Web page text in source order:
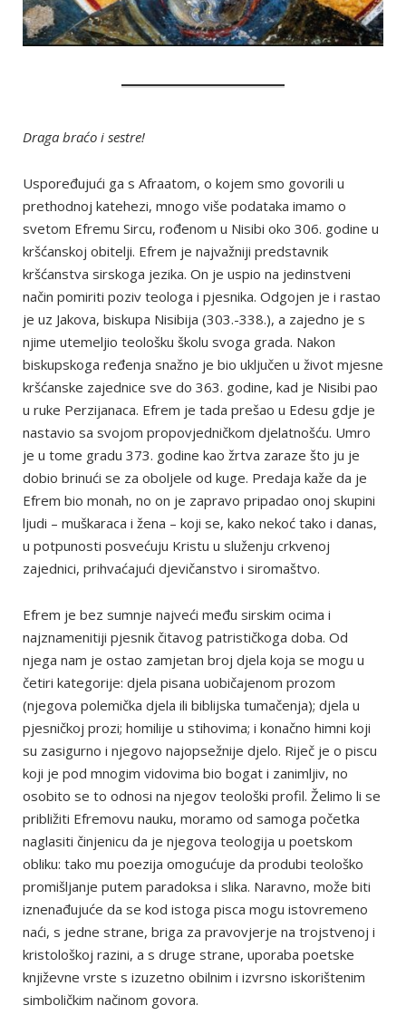
Draga braćo i sestre!
Uspoređujući ga s Afraatom, o kojem smo govorili u
prethodnoj katehezi, mnogo više podataka imamo o
svetom Efremu Sircu, rođenom u Nisibi oko 306. godine u
kršćanskoj obitelji. Efrem je najvažniji predstavnik
kršćanstva sirskoga jezika. On je uspio na jedinstveni
način pomiriti poziv teologa i pjesnika. Odgojen je i rastao
je uz Jakova, biskupa Nisibija (303.-338.), a zajedno je s
njime utemeljio teološku školu svoga grada. Nakon
biskupskoga ređenja snažno je bio uključen u život mjesne
kršćanske zajednice sve do 363. godine, kad je Nisibi pao
u ruke Perzijanaca. Efrem je tada prešao u Edesu gdje je
nastavio sa svojom propovjedničkom djelatnošću. Umro
je u tome gradu 373. godine kao žrtva zaraze što ju je
dobio brinući se za oboljele od kuge. Predaja kaže da je
Efrem bio monah, no on je zapravo pripadao onoj skupini
ljudi – muškaraca i žena – koji se, kako nekoć tako i danas,
u potpunosti posvećuju Kristu u služenju crkvenoj
zajednici, prihvaćajući djevičanstvo i siromaštvo.
Efrem je bez sumnje najveći među sirskim ocima i
najznamenitiji pjesnik čitavog patrističkoga doba. Od
njega nam je ostao zamjetan broj djela koja se mogu u
četiri kategorije: djela pisana uobičajenom prozom
(njegova polemička djela ili biblijska tumačenja); djela u
pjesničkoj prozi; homilije u stihovima; i konačno himni koji
su zasigurno i njegovo najopsežnije djelo. Riječ je o piscu
koji je pod mnogim vidovima bio bogat i zanimljiv, no
osobito se to odnosi na njegov teološki profil. Želimo li se
približiti Efremovu nauku, moramo od samoga početka
naglasiti činjenicu da je njegova teologija u poetskom
obliku: tako mu poezija omogućuje da produbi teološko
promišljanje putem paradoksa i slika. Naravno, može biti
iznenađujuće da se kod istoga pisca mogu istovremeno
naći, s jedne strane, briga za pravovjerje na trojstvenoj i
kristološkoj razini, a s druge strane, uporaba poetske
književne vrste s izuzetno obilnim i izvrsno iskorištenim
simboličkim načinom govora.